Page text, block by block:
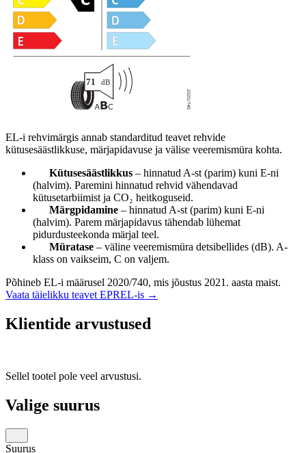
EL-i rehvimärgis annab standarditud teavet rehvide
kütusesäästlikkuse, märjapidavuse ja välise veeremismüra kohta.
Kütusesäästlikkus – hinnatud A-st (parim) kuni E-ni
(halvim). Paremini hinnatud rehvid vähendavad
kütusetarbiimist ja CO₂ heitkoguseid.
Märgpidamine – hinnatud A-st (parim) kuni E-ni
(halvim). Parem märjapidavus tähendab lühemat
pidurdusteekonda märjal teel.
Müratase – väline veeremismüra detsibellides (dB). A-
klass on vaikseim, C on valjem.
Põhineb EL-i määrusel 2020/740, mis jõustus 2021. aasta maist.
Vaata täielikku teavet EPREL-is →
Klientide arvustused
Sellel tootel pole veel arvustusi.
Valige suurus
Suurus